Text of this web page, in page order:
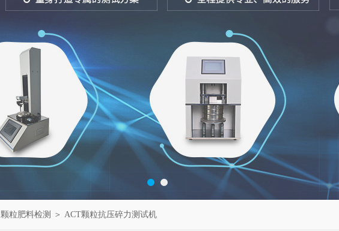
颗粒肥料检测 ＞ ACT颗粒抗压碎力测试机